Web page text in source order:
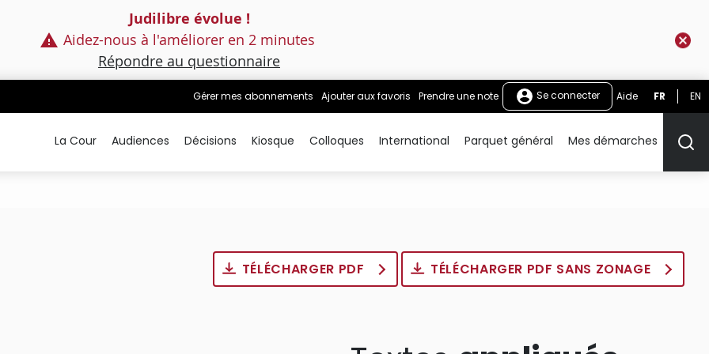
Judilibre évolue !
Aidez-nous à l'améliorer en 2 minutes
Répondre au questionnaire
Gérer mes abonnements Ajouter aux favoris Prendre une note Se connecter Aide FR EN
La Cour Audiences Décisions Kiosque Colloques International Parquet général Mes démarches
TÉLÉCHARGER PDF TÉLÉCHARGER PDF SANS ZONAGE